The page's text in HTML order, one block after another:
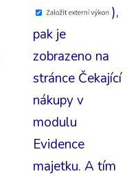
),
pak je
zobrazeno na
stránce Čekající
nákupy v
modulu
Evidence
majetku. A tím